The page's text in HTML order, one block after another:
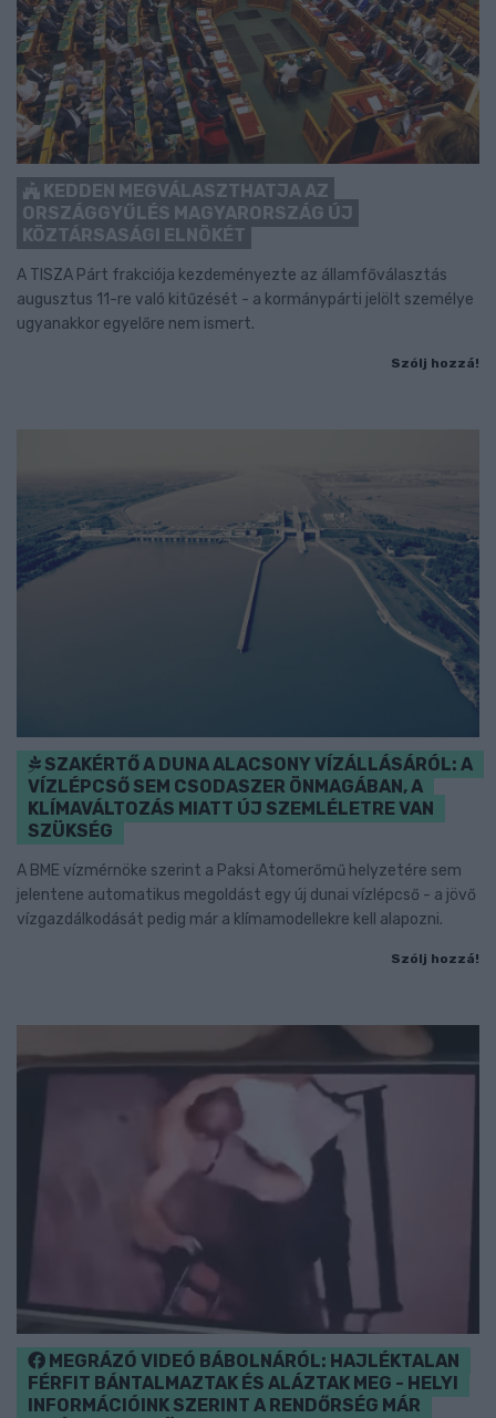
KEDDEN MEGVÁLASZTHATJA AZ
ORSZÁGGYŰLÉS MAGYARORSZÁG ÚJ
KÖZTÁRSASÁGI ELNÖKÉT
A TISZA Párt frakciója kezdeményezte az államfőválasztás
augusztus 11-re való kitűzését - a kormánypárti jelölt személye
ugyanakkor egyelőre nem ismert.
Szólj hozzá!
SZAKÉRTŐ A DUNA ALACSONY VÍZÁLLÁSÁRÓL: A
VÍZLÉPCSŐ SEM CSODASZER ÖNMAGÁBAN, A
KLÍMAVÁLTOZÁS MIATT ÚJ SZEMLÉLETRE VAN
SZÜKSÉG
A BME vízmérnöke szerint a Paksi Atomerőmű helyzetére sem
jelentene automatikus megoldást egy új dunai vízlépcső - a jövő
vízgazdálkodását pedig már a klímamodellekre kell alapozni.
Szólj hozzá!
MEGRÁZÓ VIDEÓ BÁBOLNÁRÓL: HAJLÉKTALAN
FÉRFIT BÁNTALMAZTAK ÉS ALÁZTAK MEG - HELYI
INFORMÁCIÓINK SZERINT A RENDŐRSÉG MÁR